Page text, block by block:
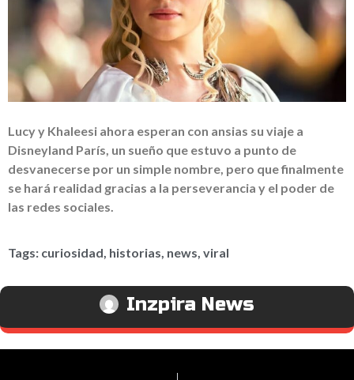
Lucy y Khaleesi ahora esperan con ansias su viaje a
Disneyland París, un sueño que estuvo a punto de
desvanecerse por un simple nombre, pero que finalmente
se hará realidad gracias a la perseverancia y el poder de
las redes sociales.
Tags: curiosidad, historias, news, viral
Inzpira News